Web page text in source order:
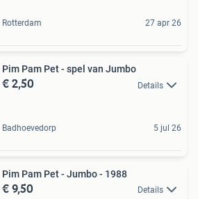
Rotterdam 27 apr 26
Pim Pam Pet - spel van Jumbo
€ 2,50 Details
Badhoevedorp 5 jul 26
Pim Pam Pet - Jumbo - 1988
€ 9,50 Details